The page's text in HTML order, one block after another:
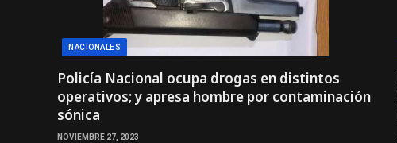
NACIONALES
Policía Nacional ocupa drogas en distintos
operativos; y apresa hombre por contaminación
sónica
NOVIEMBRE 27, 2023